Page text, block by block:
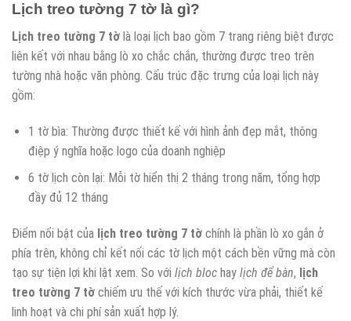
Lịch treo tường 7 tờ là gì?
Lịch treo tường 7 tờ là loại lịch bao gồm 7 trang riêng biệt được
liên kết với nhau bằng lò xo chắc chắn, thường được treo trên
tường nhà hoặc văn phòng. Cấu trúc đặc trưng của loại lịch này
gồm:
1 tờ bìa: Thường được thiết kế với hình ảnh đẹp mắt, thông
điệp ý nghĩa hoặc logo của doanh nghiệp
6 tờ lịch còn lại: Mỗi tờ hiển thị 2 tháng trong năm, tổng hợp
đầy đủ 12 tháng
Điểm nổi bật của lịch treo tường 7 tờ chính là phần lò xo gắn ở
phía trên, không chỉ kết nối các tờ lịch một cách bền vững mà còn
tạo sự tiện lợi khi lật xem. So với lịch bloc hay lịch để bàn, lịch
treo tường 7 tờ chiếm ưu thế với kích thước vừa phải, thiết kế
linh hoạt và chi phí sản xuất hợp lý.